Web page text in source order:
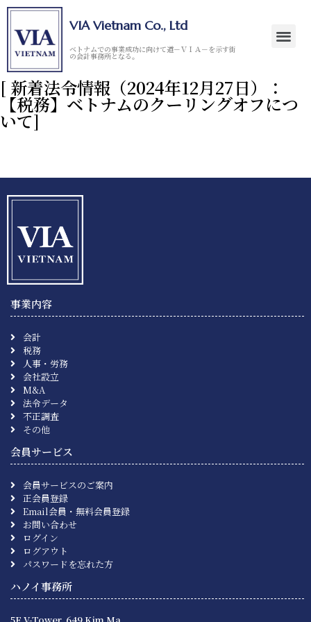
VIA Vietnam Co., Ltd
ベトナムでの事業成功に向けて道－ＶＩＡ－を示す街
の会計事務所となる。
[ 新着法令情報（2024年12月27日）：
【税務】ベトナムのクーリングオフにつ
いて]
事業内容
会計
税務
人事・労務
会社設立
M&A
法令データ
不正調査
その他
会員サービス
会員サービスのご案内
正会員登録
Email会員・無料会員登録
お問い合わせ
ログイン
ログアウト
パスワードを忘れた方
ハノイ事務所